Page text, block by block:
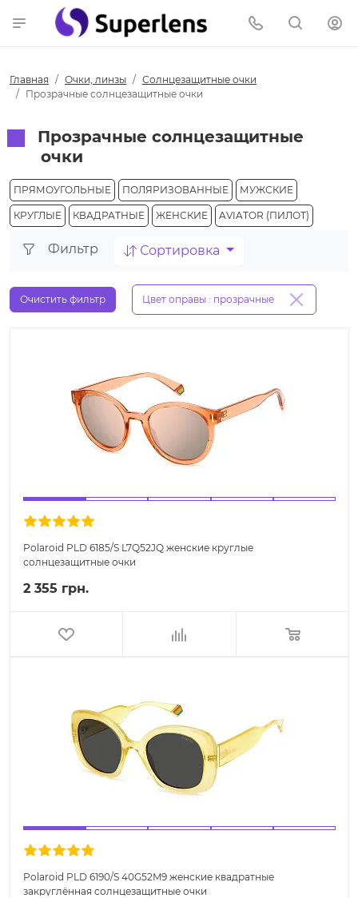
Главная Очки, линзы
Солнцезащитные очки
Прозрачные солнцезащитные очки
Прозрачные солнцезащитные
очки
ПРЯМОУГОЛЬНЫЕ ПОЛЯРИЗОВАННЫЕ МУЖСКИЕ
КРУГЛЫЕ КВАДРАТНЫЕ ЖЕНСКИЕ AVIATOR (ПИЛОТ)
Фильтр Сортировка
Очистить фильтр Цвет оправы : прозрачные
Polaroid PLD 6185/S L7Q52JQ женские круглые
солнцезащитные очки
2 355 грн.
Polaroid PLD 6190/S 40G52M9 женские квадратные
закруглённая солнцезащитные очки